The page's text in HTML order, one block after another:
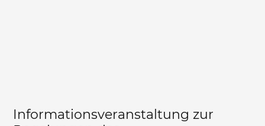
Informationsveranstaltung zur